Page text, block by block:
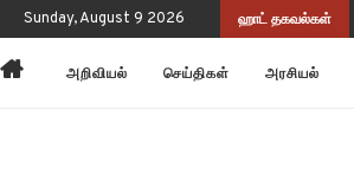
Sunday, August 9 2026 ஹாட் தகவல்கள்
செயல்திறனையும் மேம்படுத்துகிறது!
அறிவியல் செய்திகள் அரசியல்